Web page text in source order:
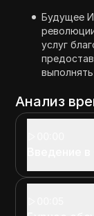
Будущее
услуг
Анализ